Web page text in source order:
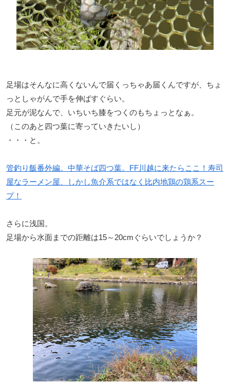
足場はそんなに高くないんで届くっちゃあ届くんですが、ちょ
っとしゃがんで手を伸ばすぐらい。
足元が泥なんで、いちいち膝をつくのもちょっとなぁ。
（このあと四つ葉に寄っていきたいし）
・・・と。
管釣り飯番外編。中華そば四つ葉。FF川越に来たらここ！寿司
屋なラーメン屋、しかし魚介系ではなく比内地鶏の鶏系スー
プ！
さらに浅国。
足場から水面までの距離は15～20cmぐらいでしょうか？